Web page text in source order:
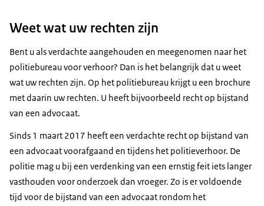
Weet wat uw rechten zijn
Bent u als verdachte aangehouden en meegenomen naar het
politiebureau voor verhoor? Dan is het belangrijk dat u weet
wat uw rechten zijn. Op het politiebureau krijgt u een brochure
met daarin uw rechten. U heeft bijvoorbeeld recht op bijstand
van een advocaat.
Sinds 1 maart 2017 heeft een verdachte recht op bijstand van
een advocaat voorafgaand en tijdens het politieverhoor. De
politie mag u bij een verdenking van een ernstig feit iets langer
vasthouden voor onderzoek dan vroeger. Zo is er voldoende
tijd voor de bijstand van een advocaat rondom het